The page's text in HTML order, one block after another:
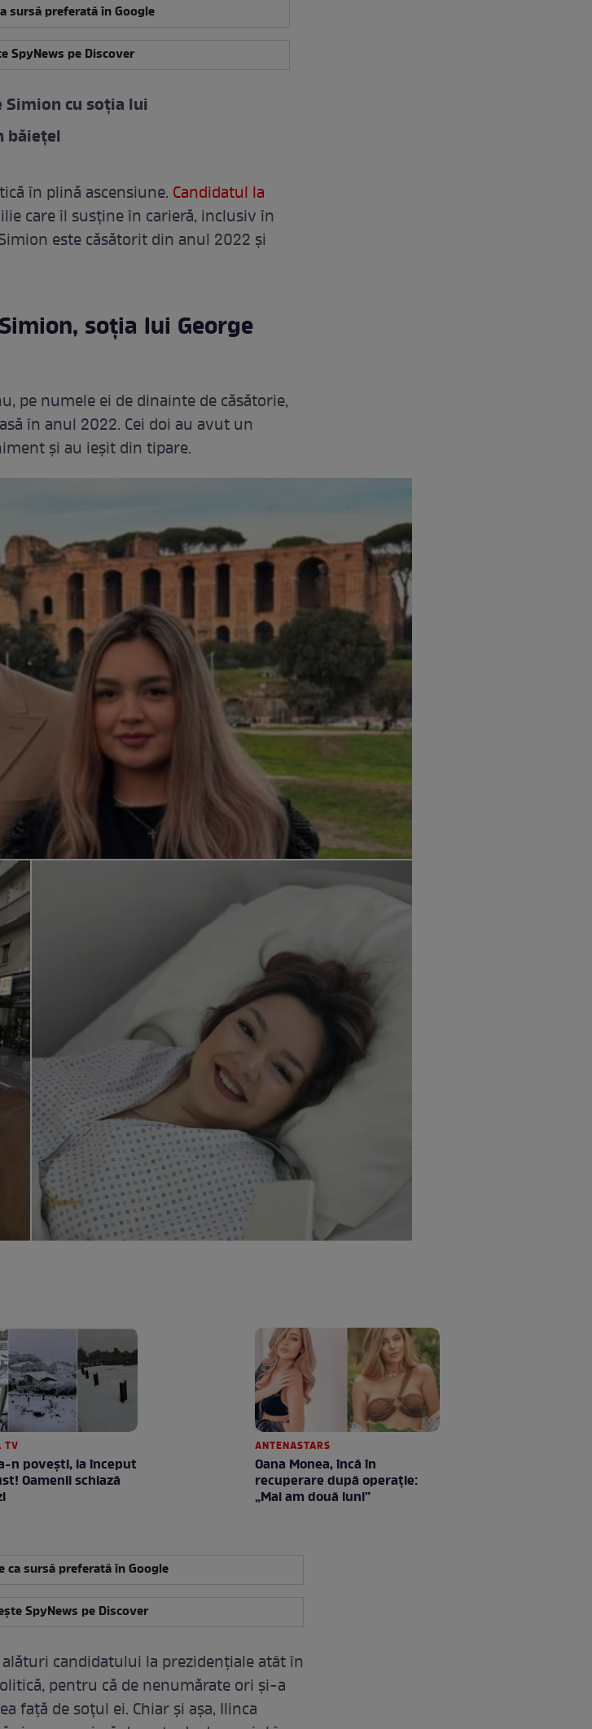
sursă preferată în Google
SpyNews pe Discover
Simion cu soția lui
băiețel
în plină ascensiune. Candidatul la
care îl susține în carieră, inclusiv în
este căsătorit din anul 2022 și
soția lui George
pe numele ei de dinainte de căsătorie,
în anul 2022. Cei doi au avut un
și au ieșit din tipare.
TV
n povești, la început
ANTENASTARS
Oana Monea, încă în
recuperare după operație:
„Mai am două luni”
ca sursă preferată în Google
SpyNews pe Discover
candidatului la prezidențiale atât în
pentru că de nenumărate ori și-a
față de soțul ei. Chiar și așa, Ilinca